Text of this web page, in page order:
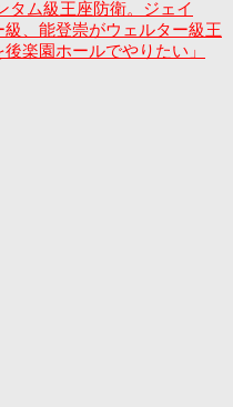
タム級王座防衛。ジェイ
、能登崇がウェルター級王
楽園ホールでやりたい」